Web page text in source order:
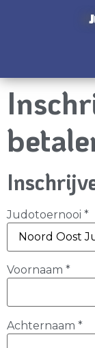
Judotoernooi *
Voornaam *
Achternaam *